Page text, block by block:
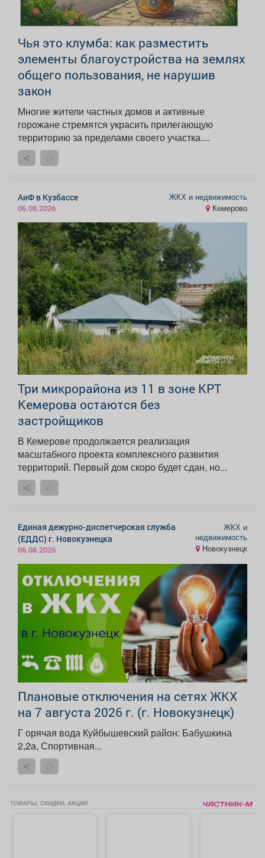
Чья это клумба: как разместить
элементы благоустройства на землях
общего пользования, не нарушив
закон
Многие жители частных домов и активные
горожане стремятся украсить прилегающую
территорию за пределами своего участка....
АиФ в Кузбассе
06.08.2026
ЖКХ и недвижимость
Кемерово
Три микрорайона из 11 в зоне КРТ
Кемерова остаются без
застройщиков
В Кемерове продолжается реализация
масштабного проекта комплексного развития
территорий. Первый дом скоро будет сдан, но...
Единая дежурно-диспетчерская служба
(ЕДДС) г. Новокузнецка
06.08.2026
ЖКХ и
недвижимость
Новокузнецк
Плановые отключения на сетях ЖКХ
на 7 августа 2026 г. (г. Новокузнецк)
Г орячая вода Куйбышевский район: Бабушкина
2,2а, Спортивная...
ТОВАРЫ, СКИДКИ, АКЦИИ